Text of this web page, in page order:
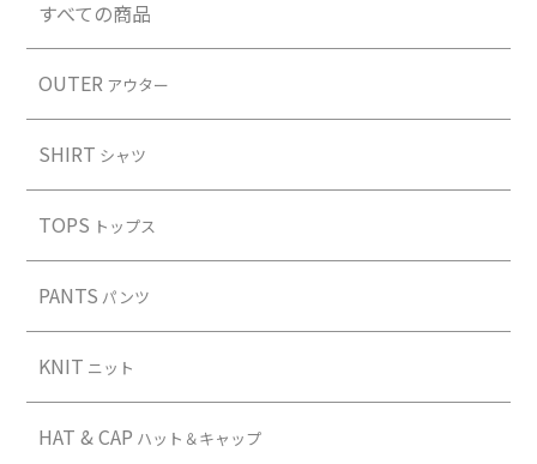
すべての商品
OUTER アウター
SHIRT シャツ
TOPS トップス
PANTS パンツ
KNIT ニット
HAT & CAP ハット＆キャップ